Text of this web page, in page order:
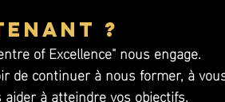
?
of Excellence" nous engage.
de continuer à nous former, à
à atteindre vos objectifs.